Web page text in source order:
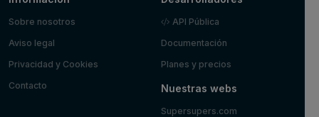
Sobre nosotros
Aviso legal
Privacidad y Cookies
Contacto
API Pública
Documentación
Planes y precios
Nuestras webs
Supersupers.com